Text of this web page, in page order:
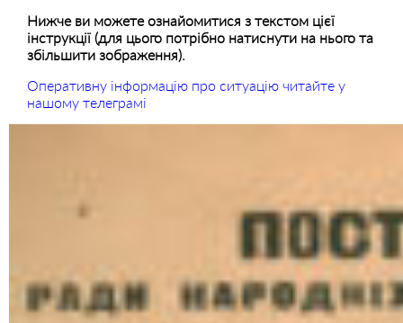
Нижче ви можете ознайомитися з текстом цієї
інструкції (для цього потрібно натиснути на нього та
збільшити зображення).
Оперативну інформацію про ситуацію читайте у
нашому телеграмі